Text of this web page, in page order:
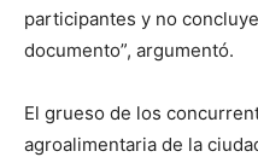
participantes y no
documento”, argumentó.
El grueso de los
agroalimentaria de la